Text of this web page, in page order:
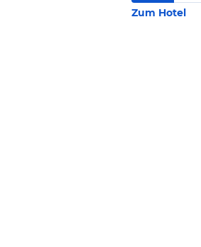
Zum Hotel